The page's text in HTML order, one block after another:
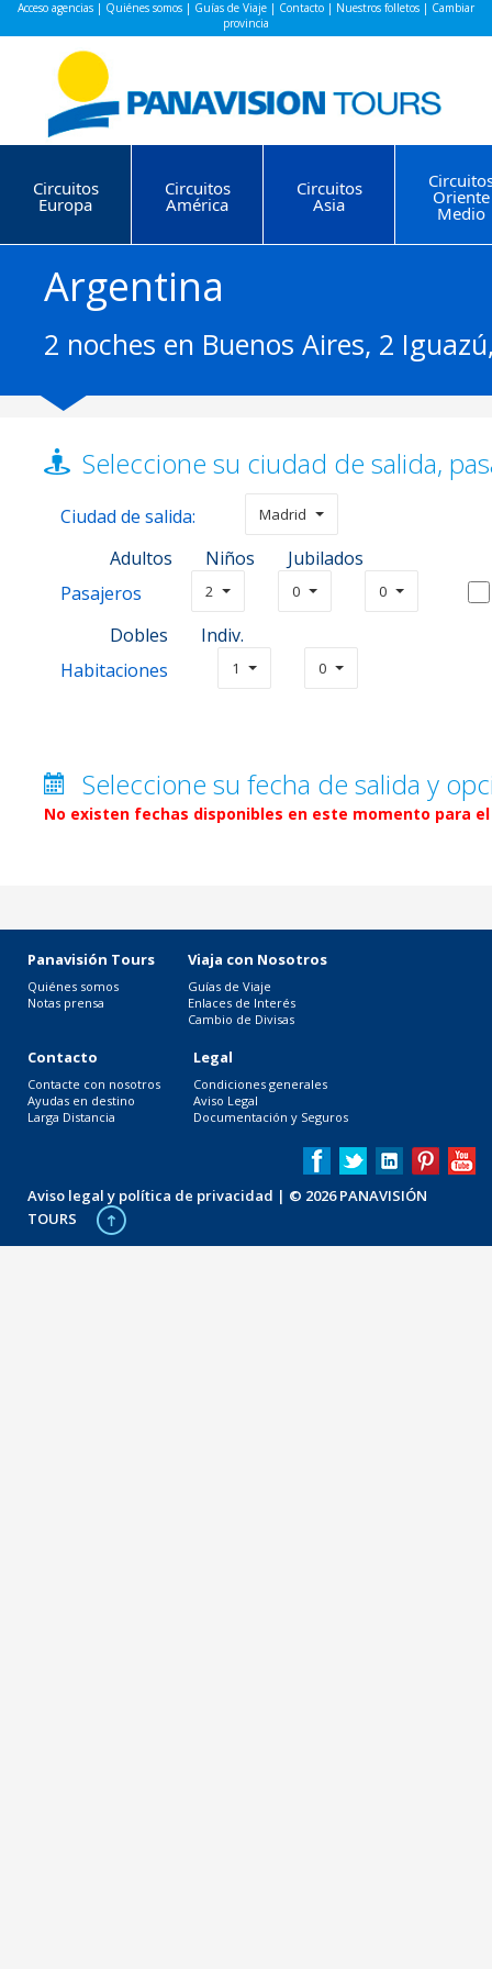
Acceso agencias | Quiénes somos | Guías de Viaje | Contacto | Nuestros folletos | Cambiar
provincia
Circuitos
Europa
Circuitos
América
Circuitos
Asia Oriente
Medio
Argentina
2 noches en Buenos Aires, 2
Seleccione su ciudad de salida,
Ciudad de salida: Madrid
Adultos Niños
Jubilados
Pasajeros
2 0 0
Dobles
Indiv.
Habitaciones
1 0
Seleccione su fecha de salida y
No existen fechas disponibles en este momento para
Panavisión Tours
Quiénes somos
Notas prensa
Viaja con Nosotros
Guías de Viaje
Enlaces de Interés
Cambio de Divisas
Contacto
Contacte con nosotros
Ayudas en destino
Larga Distancia
Legal
Condiciones generales
Aviso Legal
Documentación y Seguros
Aviso legal y política de privacidad | © 2026 PANAVISIÓN
TOURS